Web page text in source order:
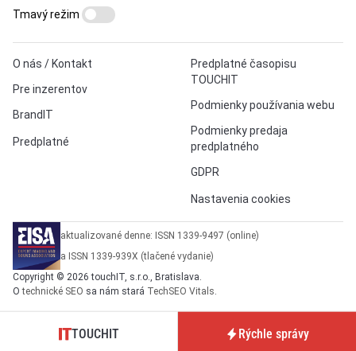
O nás / Kontakt
Pre inzerentov
BrandIT
Predplatné
Predplatné časopisu
TOUCHIT
Podmienky používania webu
Podmienky predaja
predplatného
GDPR
Nastavenia cookies
Tmavý režim
aktualizované denne: ISSN 1339-9497 (online)
a ISSN 1339-939X (tlačené vydanie)
Copyright © 2026 touchIT, s.r.o., Bratislava.
Otechnické SEO sa nám stará TechSEO Vitals.
TOUCHIT Rýchle správy